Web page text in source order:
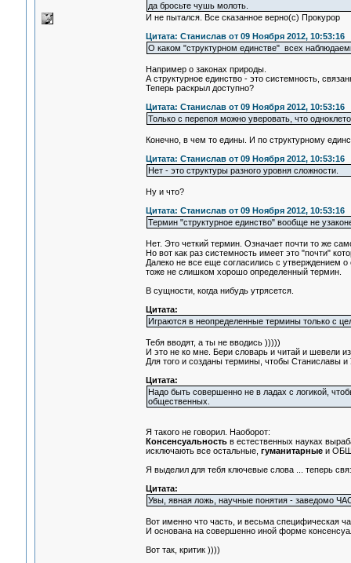
да бросьте чушь молоть.
И не пытался. Все сказанное верно(с) Прокурор
Цитата: Станислав от 09 Ноября 2012, 10:53:16
О каком "структурном единстве" всех
Например о законах природы.
А структурное единство - это системность,
Теперь раскрыл доступно?
Цитата: Станислав от 09 Ноября 2012, 10:53:16
Только с перепоя можно уверовать, что
Конечно, в чем то едины. И по структурному
Цитата: Станислав от 09 Ноября 2012, 10:53:16
Нет - это структуры разного уровня сложности.
Ну и что?
Цитата: Станислав от 09 Ноября 2012, 10:53:16
Термин "структурное единство" вообще не
Нет. Это четкий термин. Означает почти то же
Но вот как раз системность имеет это "почти"
Далеко не все еще согласились с утверждением
тоже не слишком хорошо определенный термин.
В сущности, когда нибудь утрясется.
Цитата:
Играются в неопределенные термины только с
Тебя вводят, а ты не вводись )))))
И это не ко мне. Бери словарь и читай и шевели
Для того и созданы термины, чтобы Станиславы
Цитата:
Надо быть совершенно не в ладах с логикой,
общественных.
Я такого не говорил. Наоборот:
Консенсуальностьв естественных науках
исключають все остальные, гуманитарныеи
Я выделил для тебя ключевые слова ... теперь
Цитата:
Увы, явная ложь, научные понятия - заведомо
Вот именно что часть, и весьма специфическая
И основана на совершенно иной форме
Вот так, критик ))))